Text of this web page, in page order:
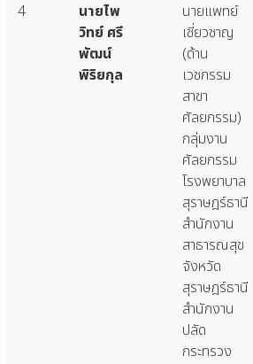
4
นายไพ
วิทย์ ศรี
พัฒน์
พิริยกุล
นายแพทย์
เชี่ยวชาญ
(ด้าน
เวชกรรม
สาขา
ศัลยกรรม)
กลุ่มงาน
ศัลยกรรม
โรงพยาบาล
สุราษฎร์ธานี
สำนักงาน
สาธารณสุข
จังหวัด
สุราษฎร์ธานี
สำนักงาน
ปลัด
กระทรวง